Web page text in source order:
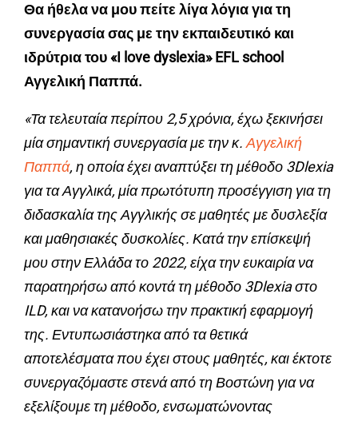
Θα ήθελα να μου πείτε λίγα λόγια για τη
συνεργασία σας με την εκπαιδευτικό και
ιδρύτρια του «I love dyslexia» EFL school
Αγγελική Παππά.
«Τα τελευταία περίπου 2,5 χρόνια, έχω ξεκινήσει
μία σημαντική συνεργασία με την κ.Αγγελική
Παππά, η οποία έχει αναπτύξει τη μέθοδο 3Dlexia
για τα Αγγλικά, μία πρωτότυπη προσέγγιση για τη
διδασκαλία της Αγγλικής σε μαθητές με δυσλεξία
και μαθησιακές δυσκολίες. Κατά την επίσκεψή
μου στην Ελλάδα το 2022, είχα την ευκαιρία να
παρατηρήσω από κοντά τη μέθοδο 3Dlexia στο
ILD, και να κατανοήσω την πρακτική εφαρμογή
της. Εντυπωσιάστηκα από τα θετικά
αποτελέσματα που έχει στους μαθητές, και έκτοτε
συνεργαζόμαστε στενά από τη Βοστώνη για να
εξελίξουμε τη μέθοδο, ενσωματώνοντας